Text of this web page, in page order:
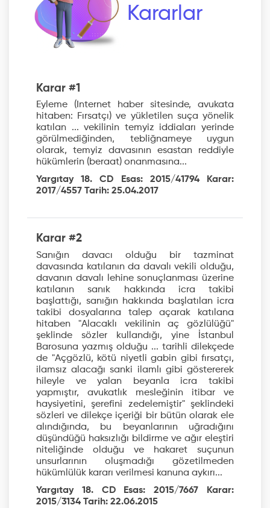
Kararlar
Karar #1
Eyleme (Internet haber sitesinde, avukata
hitaben: Fırsatçı) ve yükletilen suça yönelik
katılan ... vekilinin temyiz iddiaları yerinde
görülmediğinden, tebliğnameye uygun
olarak, temyiz davasının esastan reddiyle
hükümlerin (beraat) onanmasına...
Yargıtay 18. CD Esas: 2015/41794 Karar:
2017/4557 Tarih: 25.04.2017
Karar #2
Sanığın davacı olduğu bir tazminat
davasında katılanın da davalı vekili olduğu,
davanın davalı lehine sonuçlanması üzerine
katılanın sanık hakkında icra takibi
başlattığı, sanığın hakkında başlatılan icra
takibi dosyalarına talep açarak katılana
hitaben "Alacaklı vekilinin aç gözlülüğü"
şeklinde sözler kullandığı, yine İstanbul
Barosuna yazmış olduğu ... tarihli dilekçede
de "Açgözlü, kötü niyetli gabin gibi fırsatçı,
ilamsız alacağı sanki ilamlı gibi göstererek
hileyle ve yalan beyanla icra takibi
yapmıştır, avukatlık mesleğinin itibar ve
haysiyetini, şerefini zedelemiştir" şeklindeki
sözleri ve dilekçe içeriği bir bütün olarak ele
alındığında, bu beyanlarının uğradığını
düşündüğü haksızlığı bildirme ve ağır eleştiri
niteliğinde olduğu ve hakaret suçunun
unsurlarının oluşmadığı gözetilmeden
hükümlülük kararı verilmesi kanuna aykırı...
Yargıtay 18. CD Esas: 2015/7667 Karar:
2015/3134 Tarih: 22.06.2015